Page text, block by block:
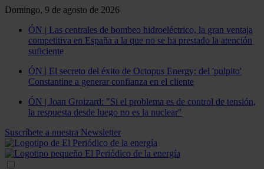
Domingo, 9 de agosto de 2026
ÓN | Las centrales de bombeo hidroeléctrico, la gran ventaja
competitiva en España a la que no se ha prestado la atención
suficiente
ÓN | El secreto del éxito de Octopus Energy: del 'pulpito'
Constantine a generar confianza en el cliente
ÓN | Joan Groizard: "Si el problema es de control de tensión,
la respuesta desde luego no es la nuclear"
Suscríbete a nuestra Newsletter